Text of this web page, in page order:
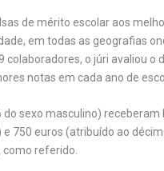
de mérito escolar aos
em todas as geografias
o júri avaliou o
notas em cada ano de
sexo masculino)
750 euros (atribuído ao
referido.